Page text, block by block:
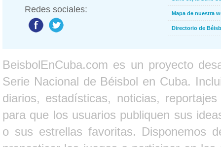
Redes sociales: Mapa de nuestra
Directorio de
BeisbolEnCuba.com es un proyecto
Serie Nacional de Béisbol en Cuba.
diarios, estadísticas, noticias,
para que los usuarios publiquen sus
o sus estrellas favoritas. Disponemos